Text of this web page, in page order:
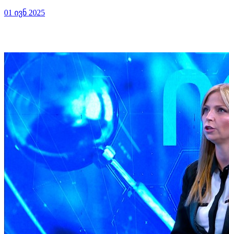
01 ივნ 2025